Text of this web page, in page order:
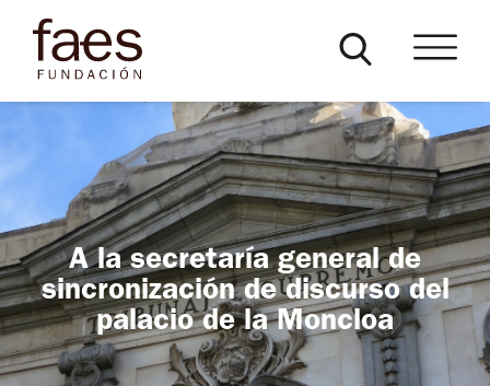
A la secretaría general de
sincronización de discurso del
palacio de la Moncloa